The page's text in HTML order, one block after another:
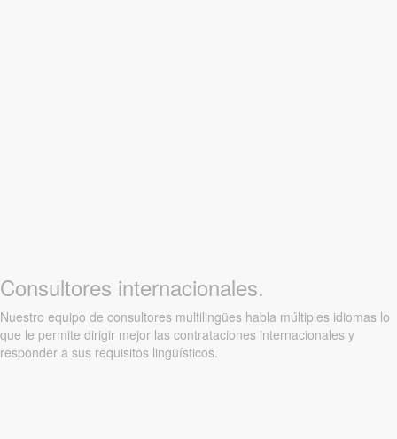
Consultores internacionales.
Nuestro equipo de consultores multilingües habla múltiples idiomas lo
que le permite dirigir mejor las contrataciones internacionales y
responder a sus requisitos lingüísticos.